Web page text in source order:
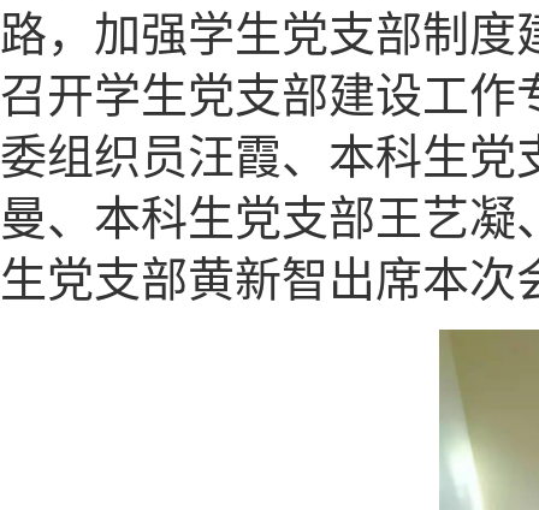
路，加强学生党支部制
召开学生党支部建设工作
委组织员汪霞、本科生党
曼、本科生党支部王艺凝
生党支部黄新智出席本次